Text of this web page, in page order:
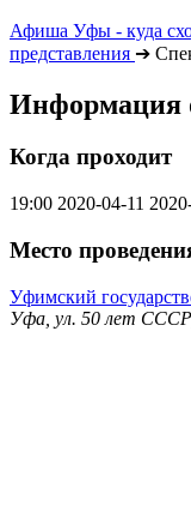
Афиша Уфы - куда
представления ➔
Информация
Когда проходит
19:00 2020-04-11
Место
Уфимский
Уфа, ул. 50 лет